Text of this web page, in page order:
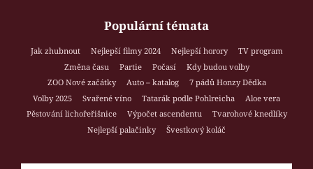
Populární témata
Jak zhubnout Nejlepší filmy 2024 Nejlepší horory
TV program
Změna času
Partie Počasí
Kdy budou volby
ZOO Nové začátky
Auto – katalog
7 pádů Honzy Dědka
Volby 2025
Svařené víno Tatarák podle Pohlreicha
Aloe vera
Pěstování lichořeřišnice
Výpočet ascendentu
Tvarohové knedlíky
Nejlepší palačinky
Švestkový koláč